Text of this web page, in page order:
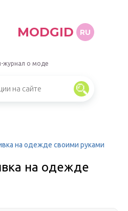
MODGID RU
журнал о моде
на одежде своими руками
на одежде